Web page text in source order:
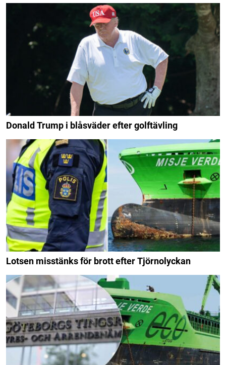
Donald Trump i blåsväder efter golftävling
Lotsen misstänks för brott efter Tjörnolyckan